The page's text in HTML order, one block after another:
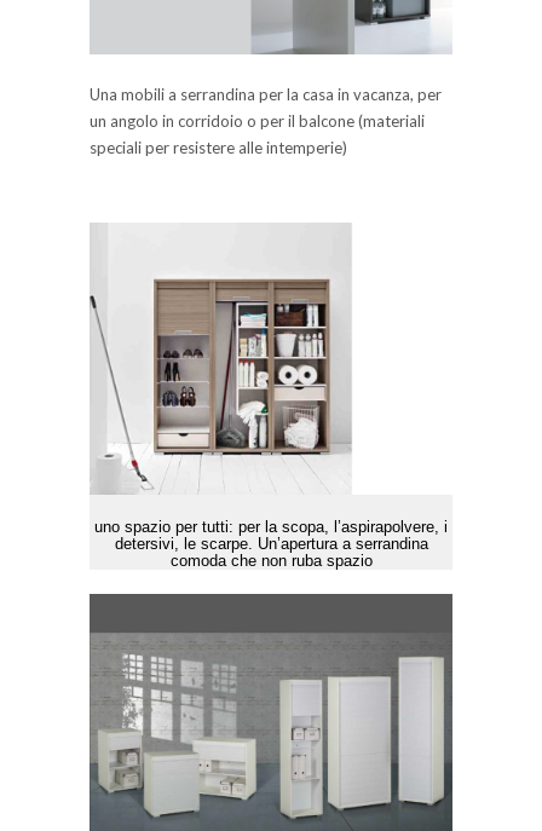
Una mobili a serrandina per la casa in vacanza, per
un angolo in corridoio o per il balcone (materiali
speciali per resistere alle intemperie)
uno spazio per tutti: per la scopa, l’aspirapolvere, i
detersivi, le scarpe. Un’apertura a serrandina
comoda che non ruba spazio